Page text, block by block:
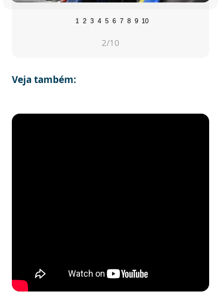
1 2 3 4 5 6 7 8 9 10
2/10
Veja também: